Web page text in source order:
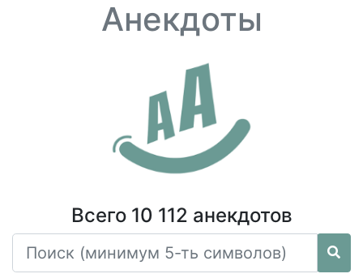
Анекдоты
Всего 10 112 анекдотов